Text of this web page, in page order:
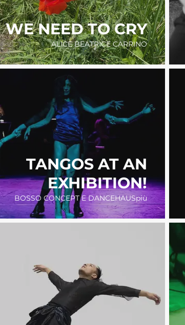
WE NEED TO CRY
ALICE BEATRICE CARRINO
TANGOS AT AN
EXHIBITION!
BOSSO CONCEPT E DANCEHAUSpiù